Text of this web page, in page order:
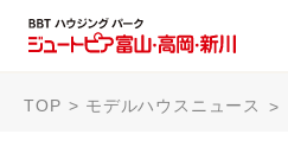
TOP モデルハウスニュース